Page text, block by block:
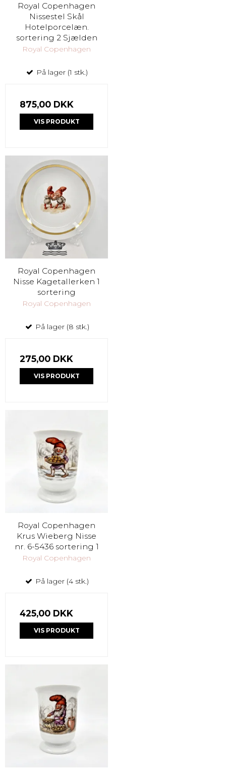
Royal Copenhagen
Nissestel Skål
Hotelporcelæn.
sortering 2 Sjælden
Royal Copenhagen
På lager (1 stk.)
875,00 DKK
VIS PRODUKT
Royal Copenhagen
Nisse Kagetallerken 1
sortering
Royal Copenhagen
På lager (8 stk.)
275,00 DKK
VIS PRODUKT
Royal Copenhagen
Krus Wieberg Nisse
nr. 6-5436 sortering 1
Royal Copenhagen
På lager (4 stk.)
425,00 DKK
VIS PRODUKT